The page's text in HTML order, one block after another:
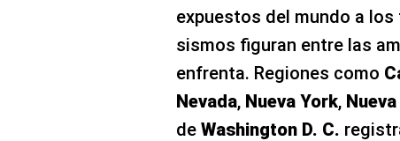
expuestos del mundo a
sismos figuran entre las
enfrenta. Regiones como
Nevada, Nueva York,
de Washington D. C.